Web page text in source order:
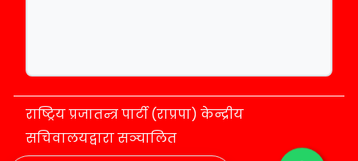
राष्ट्रिय प्रजातन्त्र पार्टी (राप्रपा) केन्द्रीय
सचिवालयद्वारा सञ्चालित